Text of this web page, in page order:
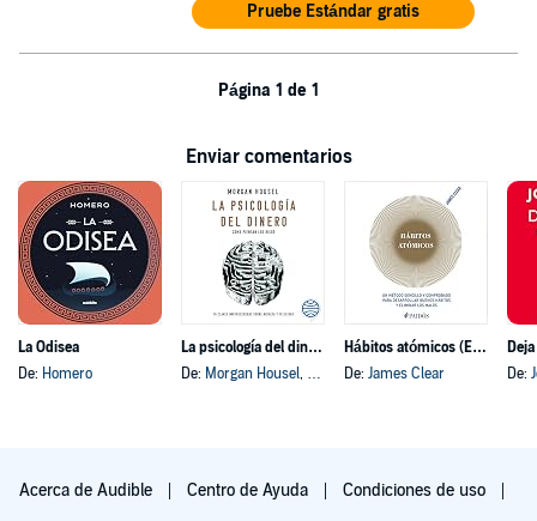
Pruebe Estándar gratis
Página 1 de 1
Enviar comentarios
La Odisea
De: Homero
La psicología del dinero
De: Morgan Housel, y otros
Hábitos atómicos (Español neutro)
De: James Clear
De:
Acerca de Audible Centro de Ayuda Condiciones de uso